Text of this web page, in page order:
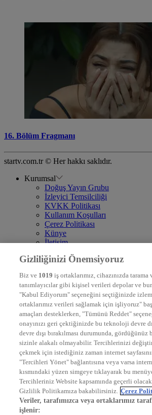
16. Bölüm Fragmanı
startv.com.tr © Her hakkı saklıdır.
Kurumsal
Doğuş Yayın Grubu
İzleyici Temsilciliği
KVKK Politikası
Kullanım Koşulları
Çerez Politikası
Künye
İletişim
DYG Televizyonlar
STAR
EURO STAR
KRAL POP TV
DYG Radyolar
NTV RADYO
KRAL FM
KRAL POP
EKSEN
VOYAGE
DYG Dijital
ntv.com.tr
ntvspor.net
secim.ntv.com.tr
startv.com.tr
kralmuzik.com.tr
Gizliliğinizi Önemsiyoruz
Biz ve 1019 iş ortaklarımız, cihazınızda
tanımlayıcılar gibi kişisel verileri depolar ve
"Kabul Ediyorum" seçeneğini seçtiğinizde
ortaklarımız verileri sağlamak için işliyoruz"
amaçları desteklerken, "Tümünü Reddet"
onayınızı geri çektiğinizde bu teknoloji devre
devre dışı bırakılması durumunda,
sizinle alakalı olmayabilir. Tercihlerinizi
çekmek için istediğiniz zaman internet
"Tercihleri Yönet" bağlantısına veya varsa
kısmındaki yüzen simgeye tıklayarak bu
Tercihleriniz Website kapsamında geçerli
Gizlilik Politikamıza bakabilirsiniz. Çerez
Veriler, tarafımızca veya ortaklarımız
işlenir: